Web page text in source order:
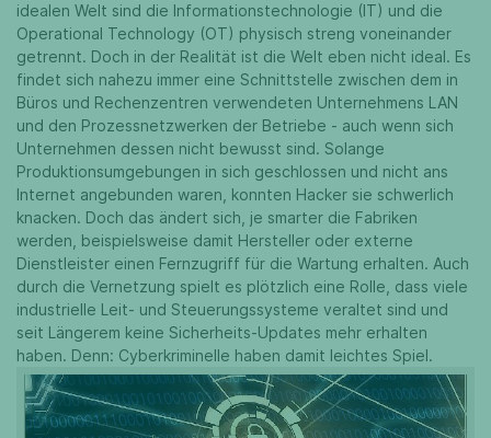
idealen Welt sind die Informationstechnologie (IT) und die
Operational Technology (OT) physisch streng voneinander
getrennt. Doch in der Realität ist die Welt eben nicht ideal. Es
findet sich nahezu immer eine Schnittstelle zwischen dem in
Büros und Rechenzentren verwendeten Unternehmens LAN
und den Prozessnetzwerken der Betriebe - auch wenn sich
Unternehmen dessen nicht bewusst sind. Solange
Produktionsumgebungen in sich geschlossen und nicht ans
Internet angebunden waren, konnten Hacker sie schwerlich
knacken. Doch das ändert sich, je smarter die Fabriken
werden, beispielsweise damit Hersteller oder externe
Dienstleister einen Fernzugriff für die Wartung erhalten. Auch
durch die Vernetzung spielt es plötzlich eine Rolle, dass viele
industrielle Leit- und Steuerungssysteme veraltet sind und
seit Längerem keine Sicherheits-Updates mehr erhalten
haben. Denn: Cyberkriminelle haben damit leichtes Spiel.